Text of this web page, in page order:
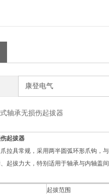
康登电气
轴承无损伤起拔器
起拔器
拉具常规，采用两半圆弧环形爪钩，
起拔力大，特别适用于轴承与内轴盖
起拔范围